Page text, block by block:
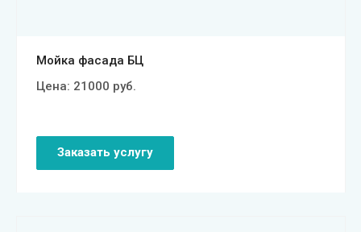
Мойка фасада БЦ
Цена: 21000 руб.
Заказать услугу